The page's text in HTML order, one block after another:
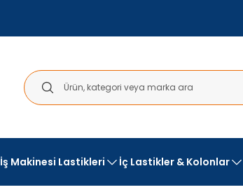
İş Makinesi Lastikleri İç Lastikler & Kolonlar